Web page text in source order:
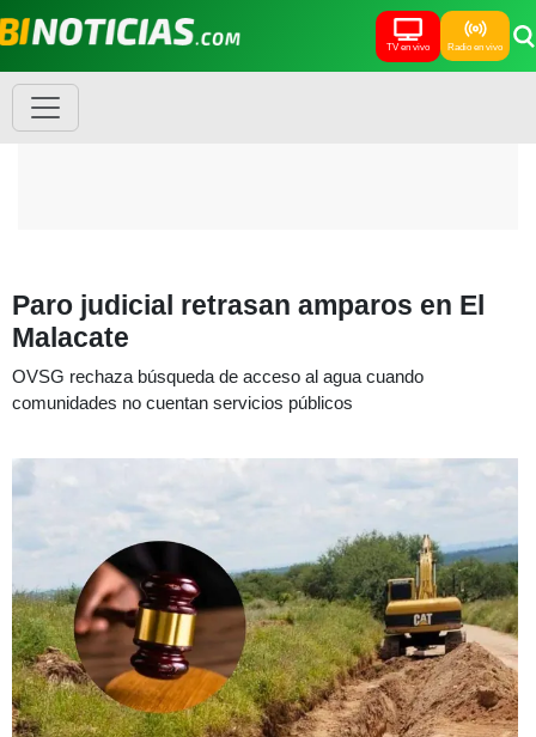
TV en vivo Radio en vivo
Paro judicial retrasan amparos en El
Malacate
OVSG rechaza búsqueda de acceso al agua cuando
comunidades no cuentan servicios públicos